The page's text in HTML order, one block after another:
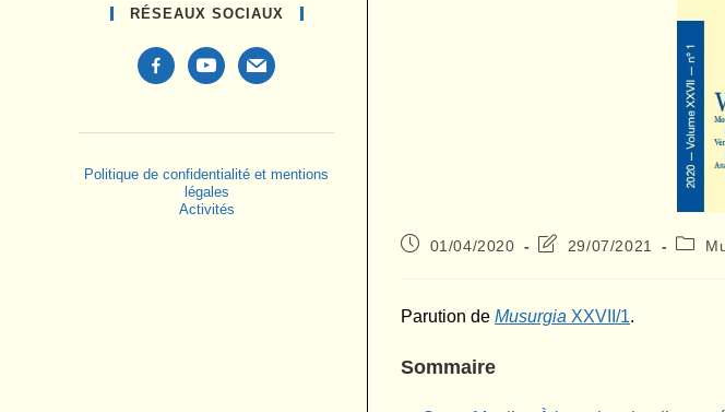
Publication
01/04/2020
Dernière
publication :
29/07/2021
Post
Parution de Musurgia XXVII/1.
Sommaire
RÉSEAUX SOCIAUX
facebook-
alt
youtubemail
Politique de confidentialité et mentions
légales
Activités